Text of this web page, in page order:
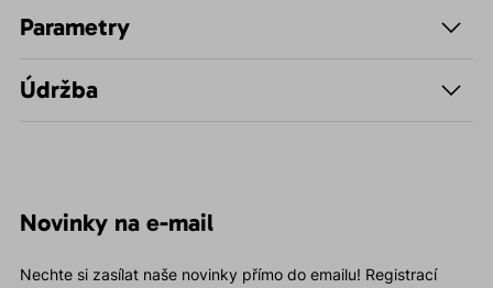
Parametry
Údržba
Novinky na e-mail
Nechte si zasílat naše novinky přímo do emailu! Registrací